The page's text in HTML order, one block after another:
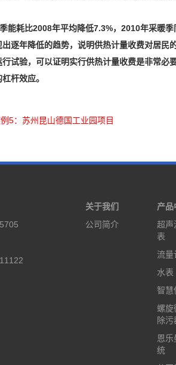
能耗比2008年平均降低7.3%，2010年采暖
逐年降低的趋势，说明供热计量收费对居民
试验，可以证明实行供热计量收费是非常
杆效应。
5：苏州昆山德国工业园项目
关于我们
公司简介
产品
超声
表
流量
水表
智慧
螺旋
除污
恩乐
统